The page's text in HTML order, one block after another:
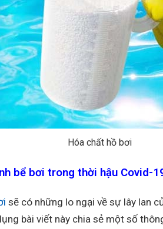
Hóa chất hồ bơi
bể bơi trong thời hậu Covid-
sẽ có những lo ngại về sự lây lan
bài viết này chia sẻ một số